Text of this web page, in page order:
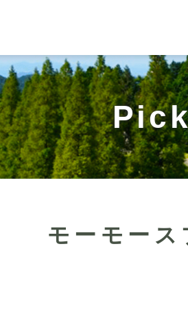
モーモース